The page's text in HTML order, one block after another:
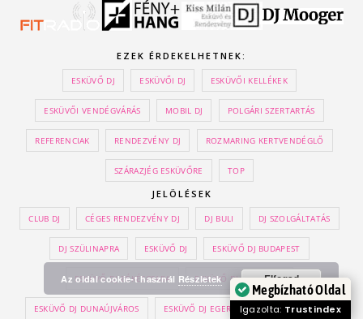
EZEK ÉRDEKELHETNEK:
ESKÜVŐ DJ ESKÜVŐI DJ ESKÜVŐI KELLÉKEK
ESKÜVŐI VENDÉGVÁRÁS MOBIL DJ POLGÁRI SZERTARTÁS
REFERENCIAK RENDEZVÉNY DJ ROZMARING KERTVENDÉGLŐ
SZÁRAZJÉG ESKÜVŐRE TOP
JELÖLÉSEK
CLUB DJ CÉGES RENDEZVÉNY DJ DJ BULI DJ SZOLGÁLTATÁS
DJ SZÜLINAPRA ESKÜVŐ DJ ESKÜVŐ DJ BUDAPEST
ESKÜVŐ DJ BÉKÉSCSABA ESKÜVŐ DJ DEBRECEN
ESKÜVŐ DJ DUNAÚJVÁROS ESKÜVŐ DJ EGER ESKÜVŐ DJ GYŐR
Az oldal cookie-t használ Részletek Elfogad
Megbízható Oldal
Igazolta: Trustindex